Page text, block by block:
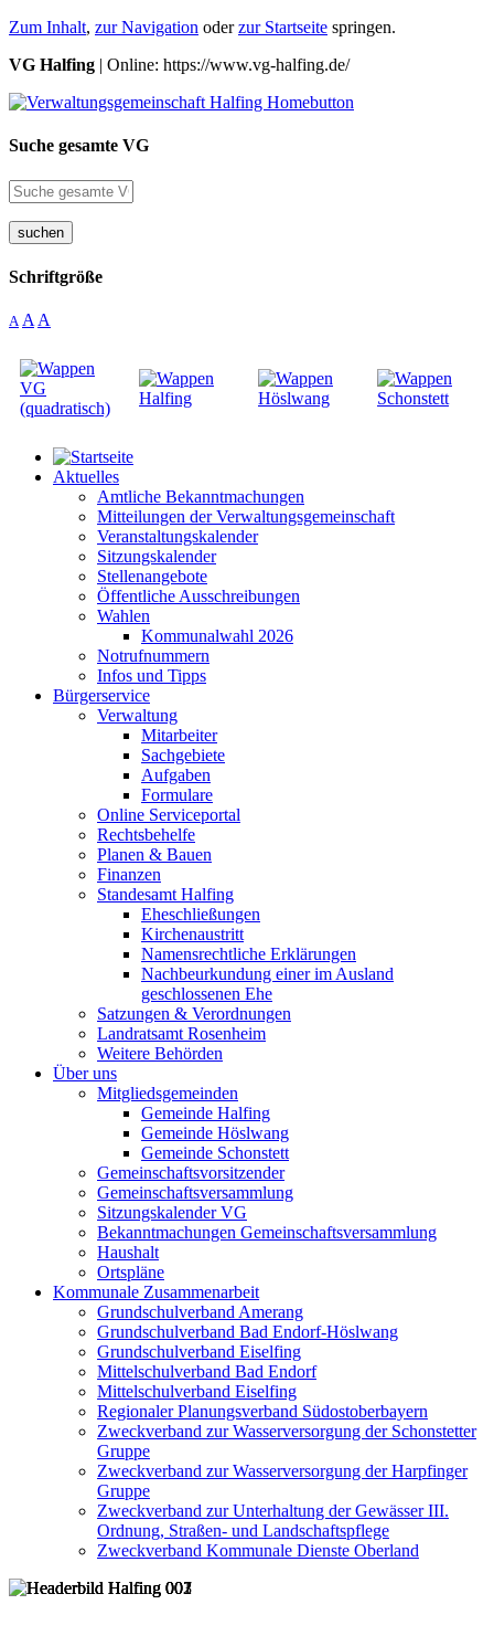
Zum Inhalt, zur Navigation oderzur Startseite springen.
VG Halfing | Online: https://www.vg-halfing.de/
Suche gesamte VG
suchen
Schriftgröße
A A A
Aktuelles
Amtliche Bekanntmachungen
Mitteilungen der Verwaltungsgemeinschaft
Veranstaltungskalender
Sitzungskalender
Stellenangebote
Öffentliche Ausschreibungen
Wahlen
Kommunalwahl 2026
Notrufnummern
Infos und Tipps
Bürgerservice
Verwaltung
Mitarbeiter
Sachgebiete
Aufgaben
Formulare
Online Serviceportal
Rechtsbehelfe
Planen & Bauen
Finanzen
Standesamt Halfing
Eheschließungen
Kirchenaustritt
Namensrechtliche Erklärungen
Nachbeurkundung einer im Ausland
geschlossenen Ehe
Satzungen & Verordnungen
Landratsamt Rosenheim
Weitere Behörden
Über uns
Mitgliedsgemeinden
Gemeinde Halfing
Gemeinde Höslwang
Gemeinde Schonstett
Gemeinschaftsvorsitzender
Gemeinschaftsversammlung
Sitzungskalender VG
Bekanntmachungen Gemeinschaftsversammlung
Haushalt
Ortspläne
Kommunale Zusammenarbeit
Grundschulverband Amerang
Grundschulverband Bad Endorf-Höslwang
Grundschulverband Eiselfing
Mittelschulverband Bad Endorf
Mittelschulverband Eiselfing
Regionaler Planungsverband Südostoberbayern
Zweckverband zur Wasserversorgung der Schonstetter
Gruppe
Zweckverband zur Wasserversorgung der Harpfinger
Gruppe
Zweckverband zur Unterhaltung der Gewässer III.
Ordnung, Straßen- und Landschaftspflege
Zweckverband Kommunale Dienste Oberland